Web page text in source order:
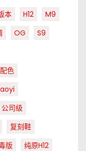
本 H12
M9
OG
S9
色
公司级
复刻鞋
版
纯原H12